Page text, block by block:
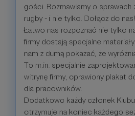
gości. Rozmawiamy o sprawach
rugby - i nie tylko. Dołącz do nas!
Łatwo nas rozpoznać nie tylko
firmy dostają specjalne
nam z dumą pokazać, że
To m.in. specjalnie
witrynę firmy, oprawiony plakat
dla pracowników.
Dodatkowo każdy członek
otrzymuje na koniec każdego